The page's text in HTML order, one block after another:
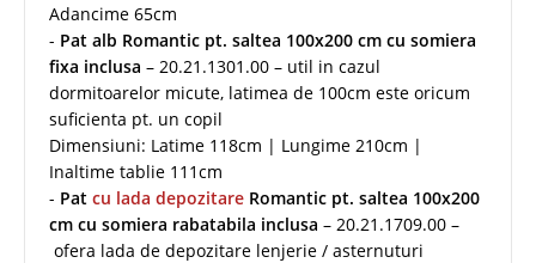
Adancime 65cm
- Pat alb Romantic pt. saltea 100x200 cm cu somiera
fixa inclusa – 20.21.1301.00 – util in cazul
dormitoarelor micute, latimea de 100cm este oricum
suficienta pt. un copil
Dimensiuni: Latime 118cm | Lungime 210cm |
Inaltime tablie 111cm
- Pat cu lada depozitare Romantic pt. saltea 100x200
cm cu somiera rabatabila inclusa – 20.21.1709.00 –
ofera lada de depozitare lenjerie / asternuturi